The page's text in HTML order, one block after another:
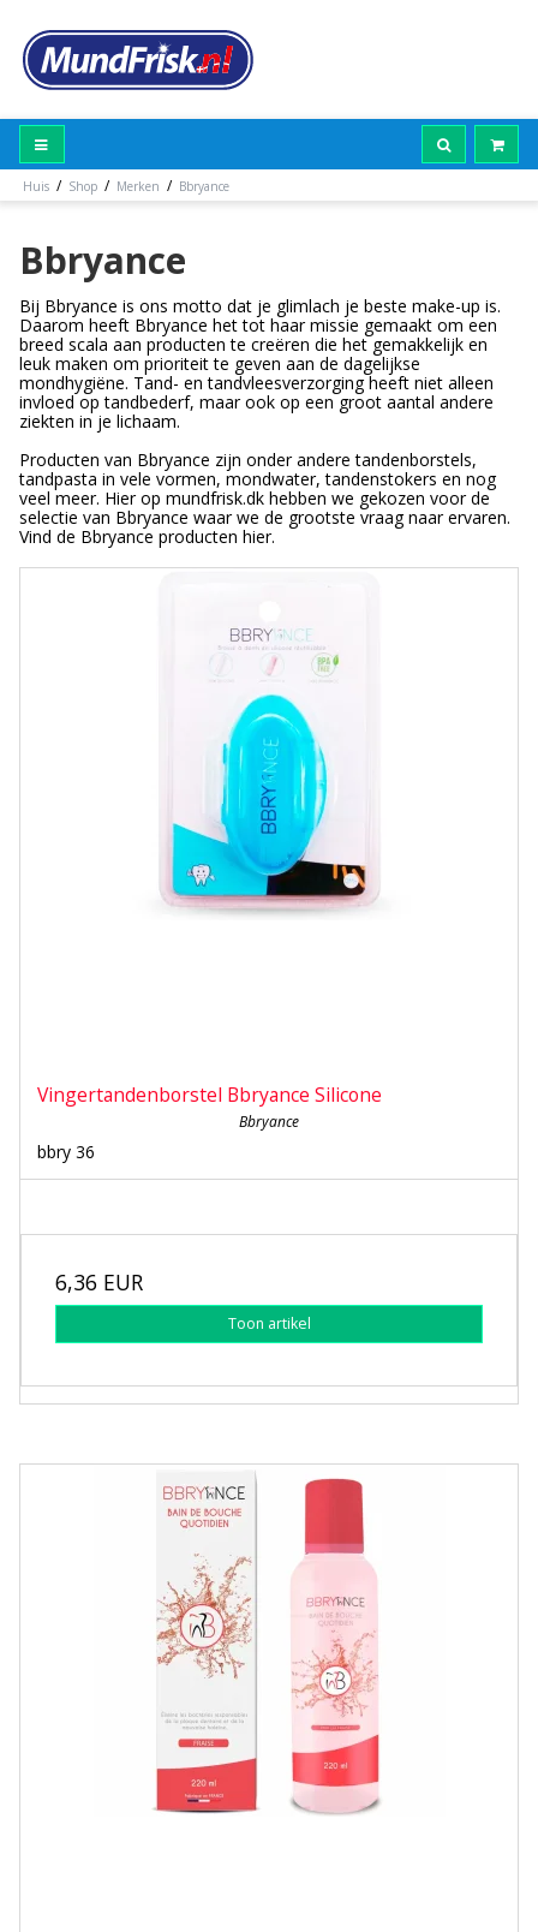
Huis / Shop / Merken / Bbryance
Bbryance
Bij Bbryance is ons motto dat je glimlach je beste make-up is.
Daarom heeft Bbryance het tot haar missie gemaakt om een
breed scala aan producten te creëren die het gemakkelijk en
leuk maken om prioriteit te geven aan de dagelijkse
mondhygiëne. Tand- en tandvleesverzorging heeft niet alleen
invloed op tandbederf, maar ook op een groot aantal andere
ziekten in je lichaam.
Producten van Bbryance zijn onder andere tandenborstels,
tandpasta in vele vormen, mondwater, tandenstokers en nog
veel meer. Hier op mundfrisk.dk hebben we gekozen voor de
selectie van Bbryance waar we de grootste vraag naar ervaren.
Vind de Bbryance producten hier.
Vingertandenborstel Bbryance Silicone
Bbryance
bbry 36
6,36 EUR
Toon artikel